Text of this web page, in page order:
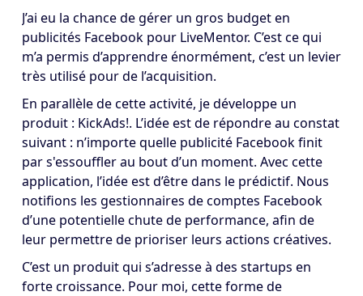
J’ai eu la chance de gérer un gros budget en
publicités Facebook pour LiveMentor. C’est ce qui
m’a permis d’apprendre énormément, c’est un levier
très utilisé pour de l’acquisition.
En parallèle de cette activité, je développe un
produit : KickAds!. L’idée est de répondre au constat
suivant : n’importe quelle publicité Facebook finit
par s'essouffler au bout d’un moment. Avec cette
application, l’idée est d’être dans le prédictif. Nous
notifions les gestionnaires de comptes Facebook
d’une potentielle chute de performance, afin de
leur permettre de prioriser leurs actions créatives.
C’est un produit qui s’adresse à des startups en
forte croissance. Pour moi, cette forme de